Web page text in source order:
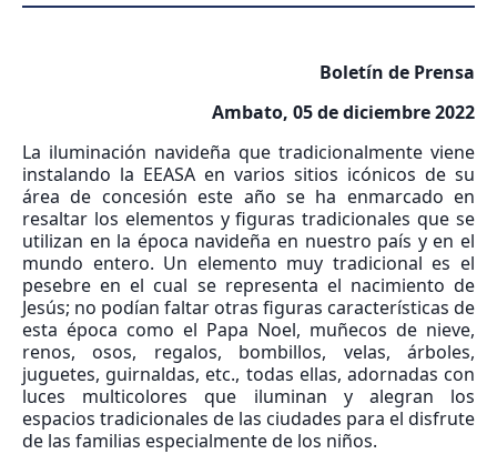
Boletín de Prensa
Ambato, 05 de diciembre 2022
La iluminación navideña que tradicionalmente viene
instalando la EEASA en varios sitios icónicos de su
área de concesión este año se ha enmarcado en
resaltar los elementos y figuras tradicionales que se
utilizan en la época navideña en nuestro país y en el
mundo entero. Un elemento muy tradicional es el
pesebre en el cual se representa el nacimiento de
Jesús; no podían faltar otras figuras características de
esta época como el Papa Noel, muñecos de nieve,
renos, osos, regalos, bombillos, velas, árboles,
juguetes, guirnaldas, etc., todas ellas, adornadas con
luces multicolores que iluminan y alegran los
espacios tradicionales de las ciudades para el disfrute
de las familias especialmente de los niños.